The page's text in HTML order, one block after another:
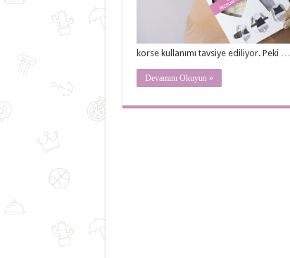
korse kullanımı tavsiye ediliyor. Peki …
Devamını Okuyun »